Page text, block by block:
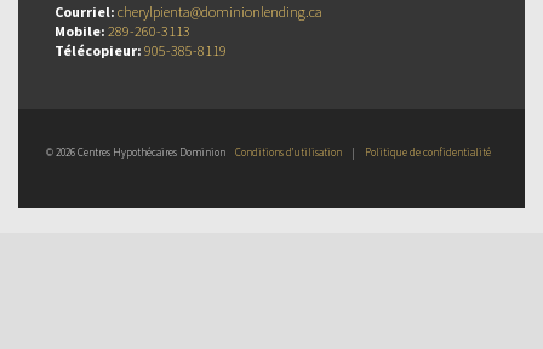
Courriel: cherylpienta@dominionlending.ca
Mobile: 289-260-3113
Télécopieur: 905-385-8119
© 2026 Centres Hypothécaires Dominion Conditions d’utilisation | Politique de confidentialité